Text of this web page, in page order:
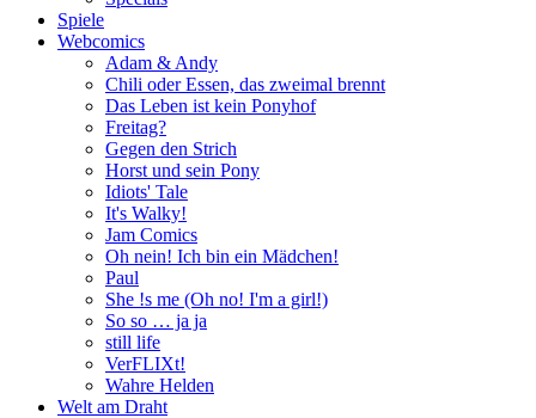
Spiele
Webcomics
Adam & Andy
Chili oder Essen, das zweimal brennt
Das Leben ist kein Ponyhof
Freitag?
Gegen den Strich
Horst und sein Pony
Idiots' Tale
It's Walky!
Jam Comics
Oh nein! Ich bin ein Mädchen!
Paul
She !s me (Oh no! I'm a girl!)
So so … ja ja
still life
VerFLIXt!
Wahre Helden
Welt am Draht